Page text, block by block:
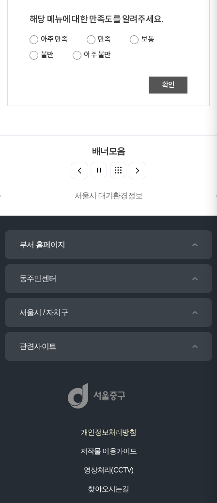
해당 메뉴에 대한 만족도를 알려주세요.
아주 만족 만족
보통
불만
아주 불만
확인
배너모음
서울시 대기환경정보
부서 홈페이지
동주민센터
서울시 / 자치구
관련사이트
개인정보처리방침
저작물 이용가이드
영상처리(CCTV)
찾아오시는길